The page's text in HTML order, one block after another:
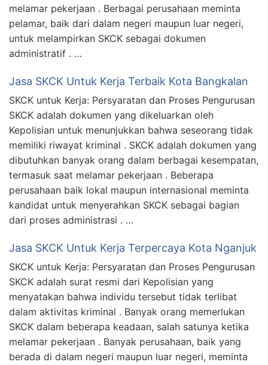
melamar pekerjaan . Berbagai perusahaan meminta
pelamar, baik dari dalam negeri maupun luar negeri,
untuk melampirkan SKCK sebagai dokumen
administratif . …
Jasa SKCK Untuk Kerja Terbaik Kota Bangkalan
SKCK untuk Kerja: Persyaratan dan Proses Pengurusan
SKCK adalah dokumen yang dikeluarkan oleh
Kepolisian untuk menunjukkan bahwa seseorang tidak
memiliki riwayat kriminal . SKCK adalah dokumen yang
dibutuhkan banyak orang dalam berbagai kesempatan,
termasuk saat melamar pekerjaan . Beberapa
perusahaan baik lokal maupun internasional meminta
kandidat untuk menyerahkan SKCK sebagai bagian
dari proses administrasi . …
Jasa SKCK Untuk Kerja Terpercaya Kota Nganjuk
SKCK untuk Kerja: Persyaratan dan Proses Pengurusan
SKCK adalah surat resmi dari Kepolisian yang
menyatakan bahwa individu tersebut tidak terlibat
dalam aktivitas kriminal . Banyak orang memerlukan
SKCK dalam beberapa keadaan, salah satunya ketika
melamar pekerjaan . Banyak perusahaan, baik yang
berada di dalam negeri maupun luar negeri, meminta